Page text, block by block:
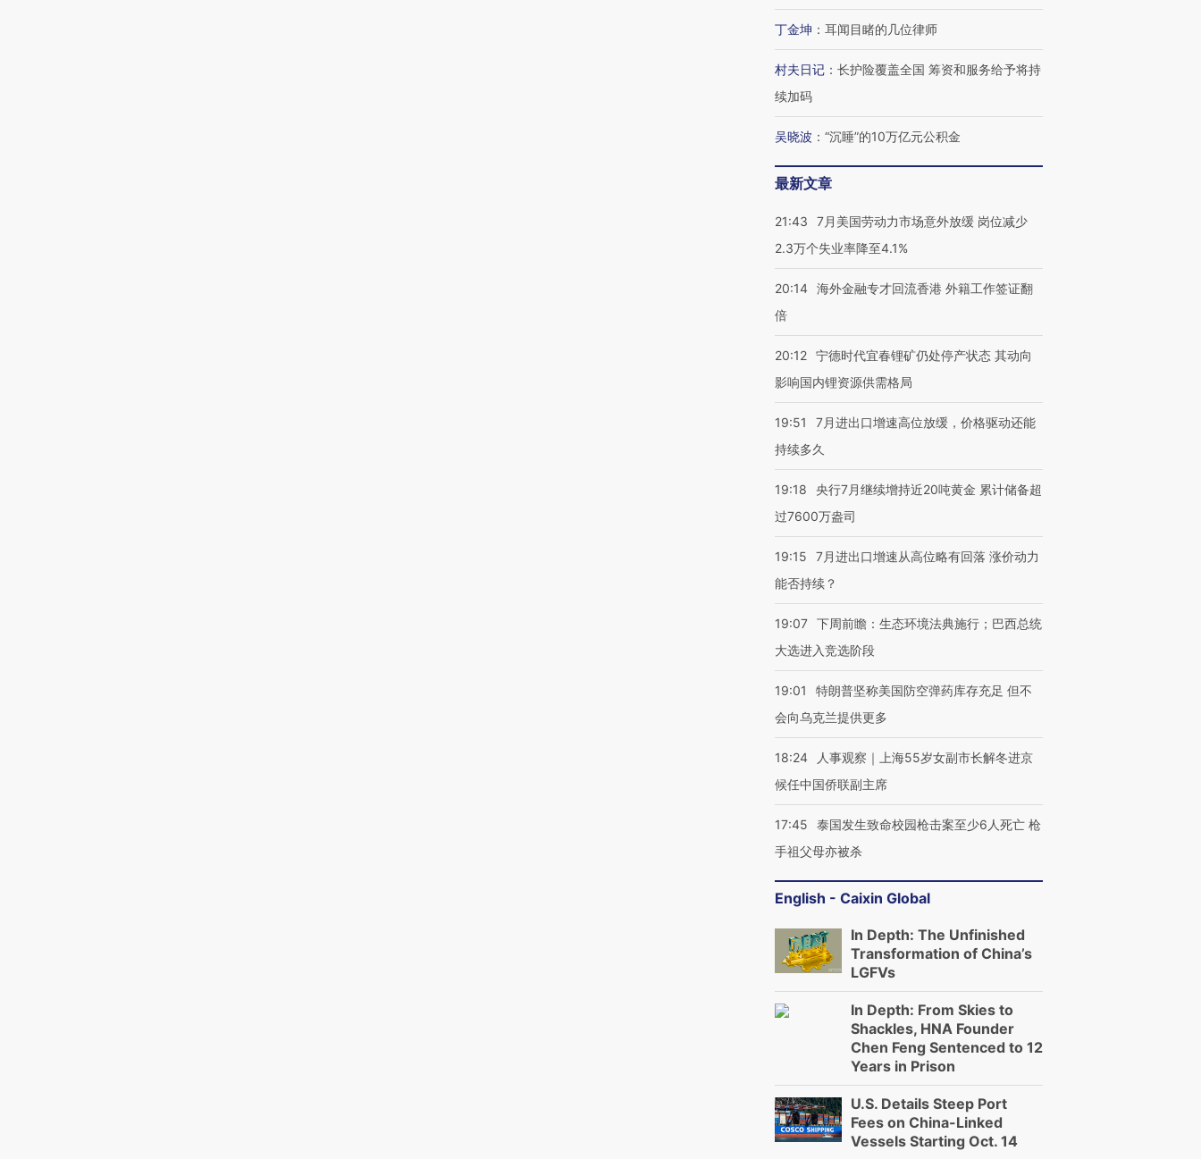
丁金坤 ： 耳闻目睹的几位律师
村夫日记 ： 长护险覆盖全国 筹资和服务给予将持
续加码
吴晓波 ： “沉睡”的10万亿元公积金
最新文章
21:43
7月美国劳动力市场意外放缓 岗位减少
2.3万个失业率降至4.1%
20:14 海外金融专才回流香港 外籍工作签证翻
倍
20:12 宁德时代宜春锂矿仍处停产状态 其动向
影响国内锂资源供需格局
19:51
7月进出口增速高位放缓，价格驱动还能
持续多久
19:18
央行7月继续增持近20吨黄金 累计储备超
过7600万盎司
19:15
7月进出口增速从高位略有回落 涨价动力
能否持续？
19:07 下周前瞻：生态环境法典施行；巴西总统
大选进入竞选阶段
19:01
特朗普坚称美国防空弹药库存充足 但不
会向乌克兰提供更多
18:24
人事观察｜上海55岁女副市长解冬进京
候任中国侨联副主席
17:45
泰国发生致命校园枪击案至少6人死亡 枪
手祖父母亦被杀
English - Caixin Global
In Depth: The Unfinished
Transformation of China’s
LGFVs
In Depth: From Skies to
Shackles, HNA Founder
Chen Feng Sentenced to 12
Years in Prison
U.S. Details Steep Port
Fees on China-Linked
Vessels Starting Oct. 14